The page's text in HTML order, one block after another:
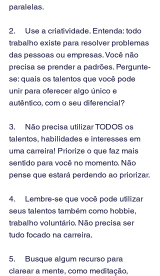
paralelas.
2.     Use a criatividade. Entenda: todo
trabalho existe para resolver problemas
das pessoas ou empresas. Você não
precisa se prender a padrões. Pergunte-
se: quais os talentos que você pode
unir para oferecer algo único e
autêntico, com o seu diferencial?
3.     Não precisa utilizar TODOS os
talentos, habilidades e interesses em
uma carreira! Priorize o que faz mais
sentido para você no momento. Não
pense que estará perdendo ao priorizar.
4.     Lembre-se que você pode utilizar
seus talentos também como hobbie,
trabalho voluntário. Não precisa ser
tudo focado na carreira.
5.     Busque algum recurso para
clarear a mente, como meditação,